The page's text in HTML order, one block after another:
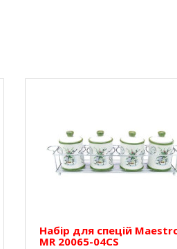
Набір для спецій
MR 20065-04CS